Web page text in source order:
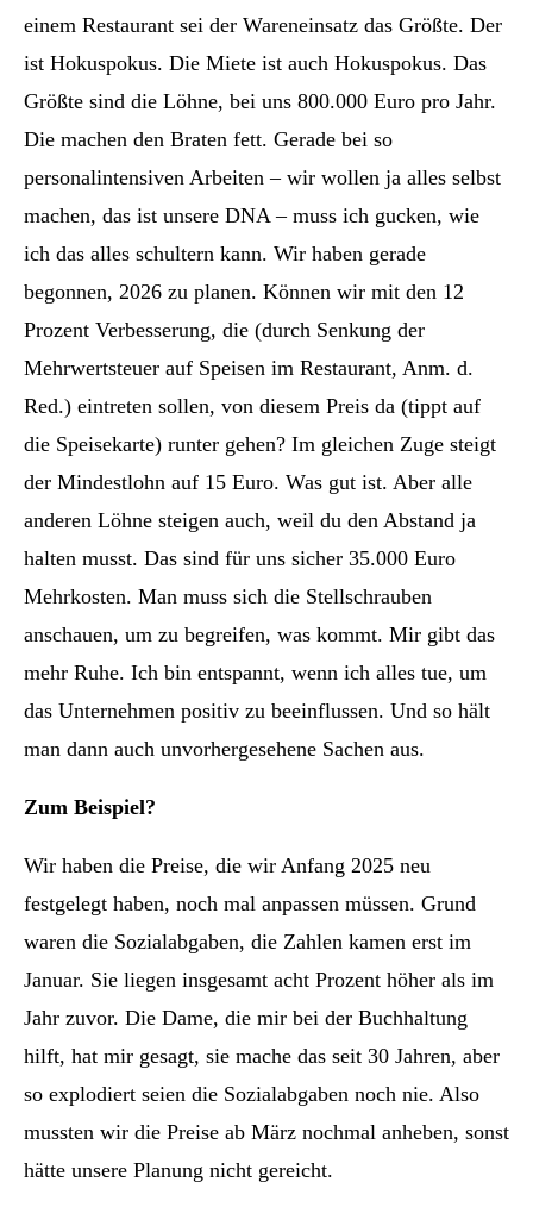
einem Restaurant sei der Wareneinsatz das Größte. Der
ist Hokuspokus. Die Miete ist auch Hokuspokus. Das
Größte sind die Löhne, bei uns 800.000 Euro pro Jahr.
Die machen den Braten fett. Gerade bei so
personalintensiven Arbeiten – wir wollen ja alles selbst
machen, das ist unsere DNA – muss ich gucken, wie
ich das alles schultern kann. Wir haben gerade
begonnen, 2026 zu planen. Können wir mit den 12
Prozent Verbesserung, die (durch Senkung der
Mehrwertsteuer auf Speisen im Restaurant, Anm. d.
Red.) eintreten sollen, von diesem Preis da (tippt auf
die Speisekarte) runter gehen? Im gleichen Zuge steigt
der Mindestlohn auf 15 Euro. Was gut ist. Aber alle
anderen Löhne steigen auch, weil du den Abstand ja
halten musst. Das sind für uns sicher 35.000 Euro
Mehrkosten. Man muss sich die Stellschrauben
anschauen, um zu begreifen, was kommt. Mir gibt das
mehr Ruhe. Ich bin entspannt, wenn ich alles tue, um
das Unternehmen positiv zu beeinflussen. Und so hält
man dann auch unvorhergesehene Sachen aus.
Zum Beispiel?
Wir haben die Preise, die wir Anfang 2025 neu
festgelegt haben, noch mal anpassen müssen. Grund
waren die Sozialabgaben, die Zahlen kamen erst im
Januar. Sie liegen insgesamt acht Prozent höher als im
Jahr zuvor. Die Dame, die mir bei der Buchhaltung
hilft, hat mir gesagt, sie mache das seit 30 Jahren, aber
so explodiert seien die Sozialabgaben noch nie. Also
mussten wir die Preise ab März nochmal anheben, sonst
hätte unsere Planung nicht gereicht.